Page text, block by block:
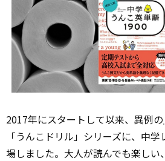
2017年にスタートして以来、異例の
「うんこドリル」シリーズに、中
場しました。大人が読んでも楽しい